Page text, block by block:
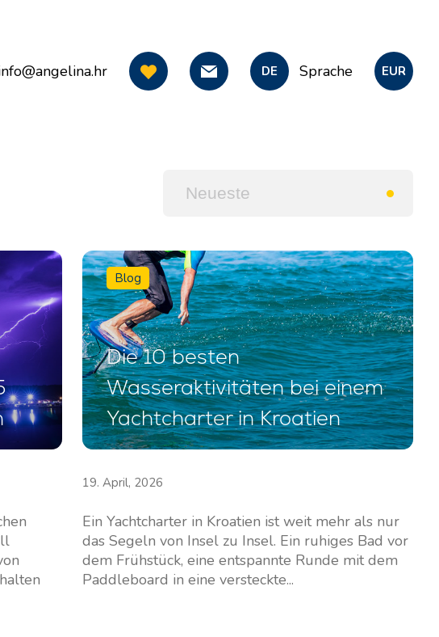
DE Sprache EUR
Blog
Die 10 besten
Wasseraktivitäten bei einem
Yachtcharter in Kroatien
19. April, 2026
Ein Yachtcharter in Kroatien ist weit mehr als nur
das Segeln von Insel zu Insel. Ein ruhiges Bad vor
dem Frühstück, eine entspannte Runde mit dem
Paddleboard in eine versteckte...